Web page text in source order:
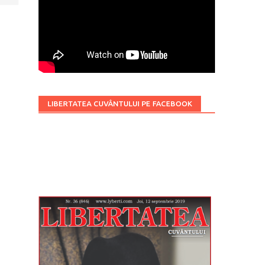
LIBERTATEA CUVÂNTULUI PE FACEBOOK